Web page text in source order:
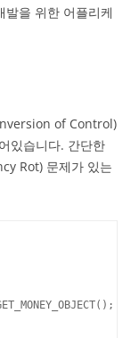
발을 위한 어플리케
of Control)
있습니다. 간단한
Rot) 문제가 있는
}